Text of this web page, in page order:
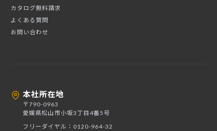
カタログ無料請求
よくある質問
お問い合わせ
本社所在地
〒790-0963
愛媛県松山市小坂3丁目4番5号
フリーダイヤル：0120-964-32